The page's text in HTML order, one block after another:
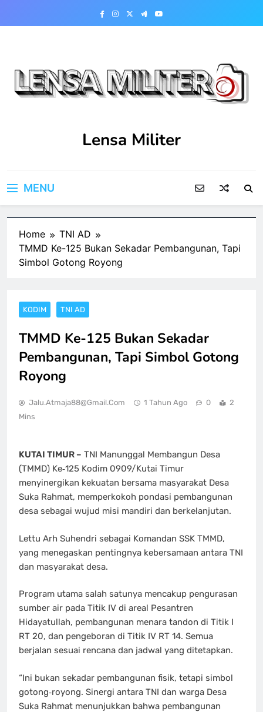
Lensa Militer
MENU
Home
TNI AD
TMMD Ke-125 Bukan Sekadar Pembangunan, Tapi
Simbol Gotong Royong
KODIM TNI AD
TMMD Ke-125 Bukan Sekadar
Pembangunan, Tapi Simbol Gotong
Royong
Jalu.atmaja88@gmail.com 1 Tahun Ago 0
2
Mins
KUTAI TIMUR – TNI Manunggal Membangun Desa
(TMMD) Ke‑125 Kodim 0909/Kutai Timur
menyinergikan kekuatan bersama masyarakat Desa
Suka Rahmat, memperkokoh pondasi pembangunan
desa sebagai wujud misi mandiri dan berkelanjutan.
Lettu Arh Suhendri sebagai Komandan SSK TMMD,
yang menegaskan pentingnya kebersamaan antara TNI
dan masyarakat desa.
Program utama salah satunya mencakup pengurasan
sumber air pada Titik IV di areal Pesantren
Hidayatullah, pembangunan menara tandon di Titik I
RT 20, dan pengeboran di Titik IV RT 14. Semua
berjalan sesuai rencana dan jadwal yang ditetapkan.
“Ini bukan sekadar pembangunan fisik, tetapi simbol
gotong‑royong. Sinergi antara TNI dan warga Desa
Suka Rahmat menunjukkan bahwa pembangunan